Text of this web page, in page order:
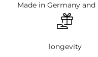
Made in Germany and
longevity